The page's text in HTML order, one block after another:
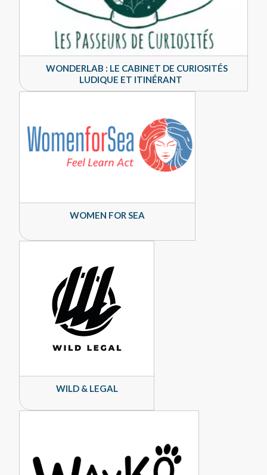
WONDERLAB : LE CABINET DE CURIOSITÉS
LUDIQUE ET ITINÉRANT
WOMEN FOR SEA
WILD & LEGAL